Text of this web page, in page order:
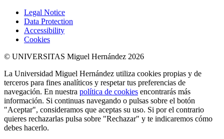
Legal Notice
Data Protection
Accessibility
Cookies
© UNIVERSITAS Miguel Hernández 2026
La Universidad Miguel Hernández utiliza cookies propias y de
terceros para fines analíticos y respetar tus preferencias de
navegación. En nuestra política de cookies encontrarás más
información. Si continuas navegando o pulsas sobre el botón
"Aceptar", consideramos que aceptas su uso. Si por el contrario
quieres rechazarlas pulsa sobre "Rechazar" y te indicaremos cómo
debes hacerlo.